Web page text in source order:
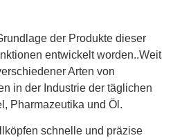
der Produkte dieser
entwickelt worden..Weit
Arten von
in der Industrie der täglichen
Pharmazeutika und Öl.
schnelle und präzise